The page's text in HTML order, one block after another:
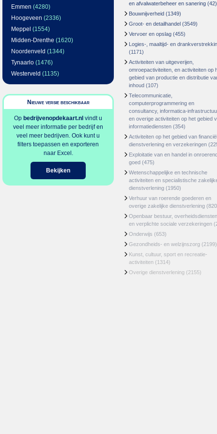
Emmen (4280)
Hoogeveen (2336)
Meppel (1554)
Midden-Drenthe (1620)
Noordenveld (1344)
Tynaarlo (1476)
Westerveld (1135)
Nieuwe versie beschikbaar
Op bedrijvenopdekaart.nl vindt u
veel meer informatie per bedrijf en
veel meer bedrijven. Ook kunt u
filters toepassen en exporteren
naar Excel.
Bekijken
en afvalwaterbeheer en sanering (42)
Bouwnijverheid (1349)
Groot- en detailhandel (3549)
Vervoer en opslag (455)
Logies-, maaltijd- en
(1171)
Activiteiten van uitgeverijen,
omroepactiviteiten, en activiteiten op
gebied van productie en distributie
inhoud (107)
Telecommunicatie,
computerprogrammering en
consultancy, informatica-
en overige activiteiten op het gebied
informatiediensten (354)
Activiteiten op het gebied van
dienstverlening en verzekeringen
Exploitatie van en handel in
goed (475)
Wetenschappelijke en technische
activiteiten en specialistische
dienstverlening (1950)
Verhuur van roerende goederen en
overige zakelijke dienstverlening
Openbaar bestuur, overheidsdiensten
en verplichte sociale verzekeringen
Onderwijs (653)
Gezondheids- en welzijnszorg (2199)
Kunst, cultuur, sport en recreatie-
activiteiten (1314)
Overige dienstverlening (2155)